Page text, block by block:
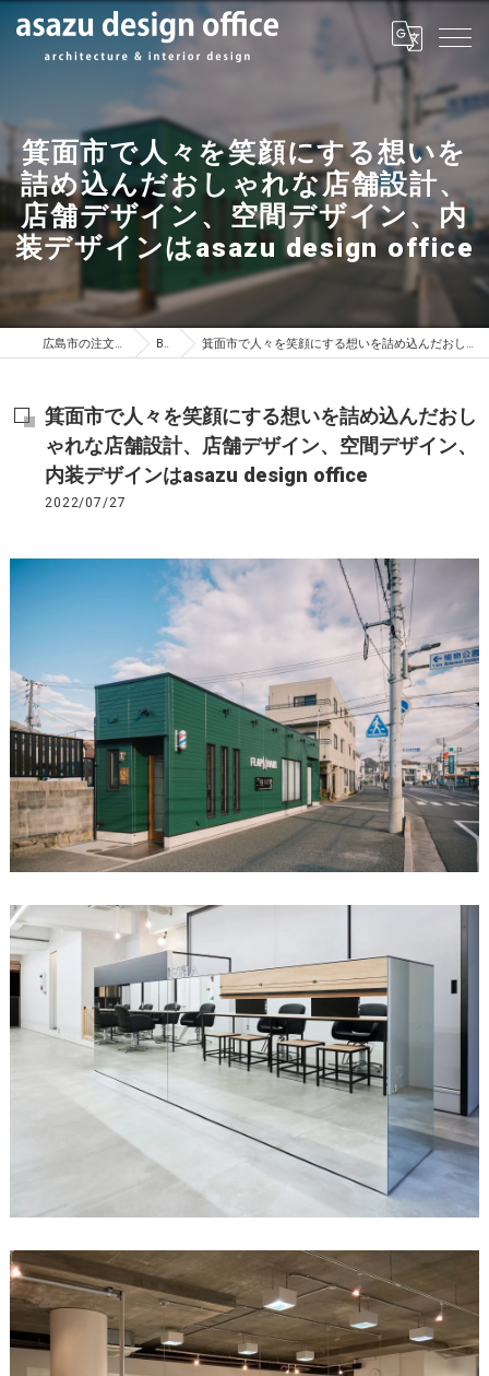
箕面市で人々を笑顔にする想いを
詰め込んだおしゃれな店舗設計、
店舗デザイン、空間デザイン、内
装デザインはasazu design office
広島市の注文住宅はasazu design office BLOG 箕面市で人々を笑顔にする想いを詰め込んだおしゃれな店舗設計、店舗デザイン、空間デザイン、内装デザインはasazu design office
箕面市で人々を笑顔にする想いを詰め込んだおし
ゃれな店舗設計、店舗デザイン、空間デザイン、
内装デザインはasazu design office
2022/07/27